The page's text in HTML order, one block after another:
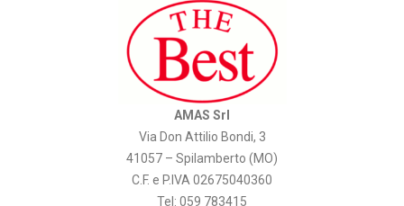
AMAS Srl
Via Don Attilio Bondi, 3
41057 – Spilamberto (MO)
C.F. e P.IVA 02675040360
Tel: 059 783415